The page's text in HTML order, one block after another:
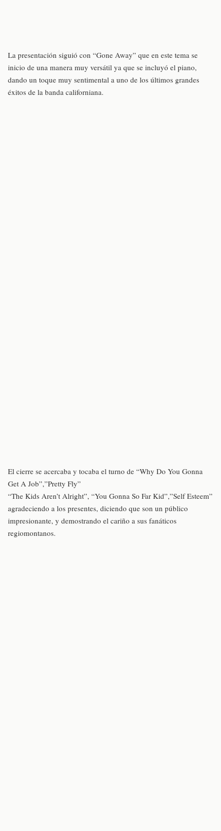
La presentación siguió con “Gone Away” que en este tema se
inicio de una manera muy versátil ya que se incluyó el piano,
dando un toque muy sentimental a uno de los últimos grandes
éxitos de la banda californiana.
El cierre se acercaba y tocaba el turno de “Why Do You Gonna
Get A Job”,”Pretty Fly”
“The Kids Aren’t Alright”, “You Gonna So Far Kid”,”Self Esteem”
agradeciendo a los presentes, diciendo que son un público
impresionante, y demostrando el cariño a sus fanáticos
regiomontanos.